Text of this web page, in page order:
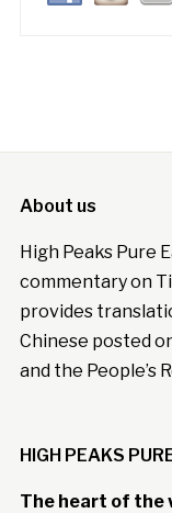
About us
High Peaks Pure
commentary on
provides
Chinese posted
and the People’s
HIGH PEAKS
The heart of the